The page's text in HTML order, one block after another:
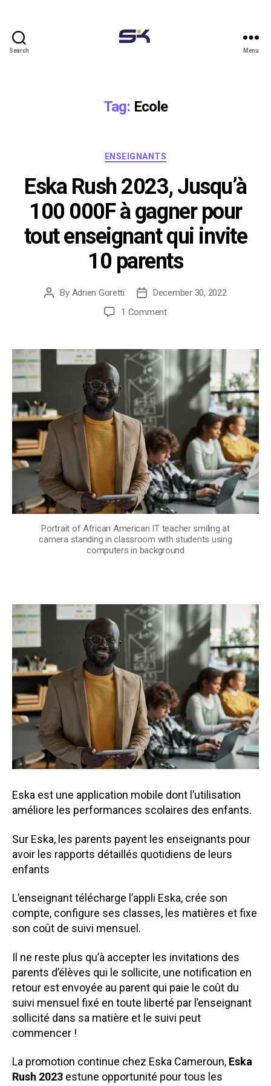
Search Menu
Tag: Ecole
Categories
ENSEIGNANTS
Eska Rush 2023, Jusqu’à
100 000F à gagner pour
tout enseignant qui invite
10 parents
Post
By Adrien Goretti
PostDecember 30, 2022
1 Commenton
k
a
R
u
s
2
0
2
3
,
J
u
s
q
u
0
0
0
à
g
a
g
n
e
r
o
u
o
u
n
s
g
a
n
t
q
i
Portrait of African American IT teacher smiling at
camera standing in classroom with students using
computers in background
Eska est une application mobile dont l’utilisation
améliore les performances scolaires des enfants.
Sur Eska, les parents payent les enseignants pour
avoir les rapports détaillés quotidiens de leurs
enfants
L’enseignant télécharge l’appli Eska, crée son
compte, configure ses classes, les matières et fixe
son coût de suivi mensuel.
Il ne reste plus qu’à accepter les invitations des
parents d’élèves qui le sollicite, une notification en
retour est envoyée au parent qui paie le coût du
suivi mensuel fixé en toute liberté par l’enseignant
sollicité dans sa matière et le suivi peut
commencer !
La promotion continue chez Eska Cameroun, Eska
Rush 2023 estune opportunité pour tous les